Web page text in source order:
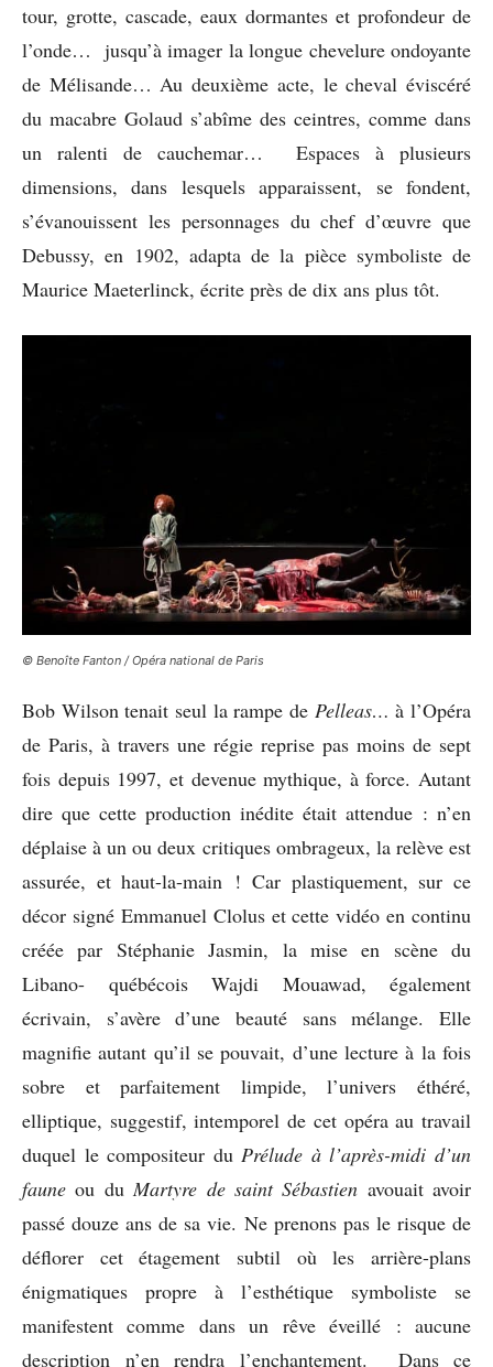
tour, grotte, cascade, eaux dormantes et profondeur de
l’onde… jusqu’à imager la longue chevelure ondoyante
de Mélisande… Au deuxième acte, le cheval éviscéré
du macabre Golaud s’abîme des ceintres, comme dans
un ralenti de cauchemar… Espaces à plusieurs
dimensions, dans lesquels apparaissent, se fondent,
s’évanouissent les personnages du chef d’œuvre que
Debussy, en 1902, adapta de la pièce symboliste de
Maurice Maeterlinck, écrite près de dix ans plus tôt.
© Benoîte Fanton / Opéra national de Paris
Bob Wilson tenait seul la rampe de Pelleas… à l’Opéra
de Paris, à travers une régie reprise pas moins de sept
fois depuis 1997, et devenue mythique, à force. Autant
dire que cette production inédite était attendue : n’en
déplaise à un ou deux critiques ombrageux, la relève est
assurée, et haut-la-main ! Car plastiquement, sur ce
décor signé Emmanuel Clolus et cette vidéo en continu
créée par Stéphanie Jasmin, la mise en scène du
Libano- québécois Wajdi Mouawad, également
écrivain, s’avère d’une beauté sans mélange. Elle
magnifie autant qu’il se pouvait, d’une lecture à la fois
sobre et parfaitement limpide, l’univers éthéré,
elliptique, suggestif, intemporel de cet opéra au travail
duquel le compositeur du Prélude à l’après-midi d’un
faune ou du Martyre de saint Sébastien avouait avoir
passé douze ans de sa vie. Ne prenons pas le risque de
déflorer cet étagement subtil où les arrière-plans
énigmatiques propre à l’esthétique symboliste se
manifestent comme dans un rêve éveillé : aucune
description n’en rendra l’enchantement. Dans ce